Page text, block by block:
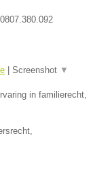
0807.380.092
Screenshot ▼
in familierecht,